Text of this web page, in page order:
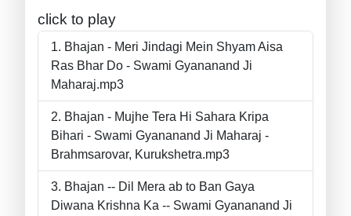
click to play
Bhajan - Meri Jindagi Mein Shyam Aisa
Ras Bhar Do - Swami Gyananand Ji
Maharaj.mp3
Bhajan - Mujhe Tera Hi Sahara Kripa
Bihari - Swami Gyananand Ji Maharaj -
Brahmsarovar, Kurukshetra.mp3
Bhajan -- Dil Mera ab to Ban Gaya
Diwana Krishna Ka -- Swami Gyananand Ji